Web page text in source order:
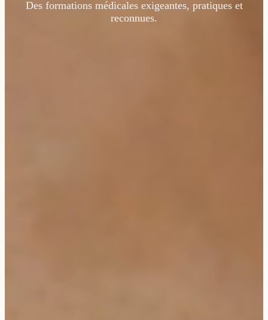
Des formations médicales exigeantes, pratiques et
reconnues.